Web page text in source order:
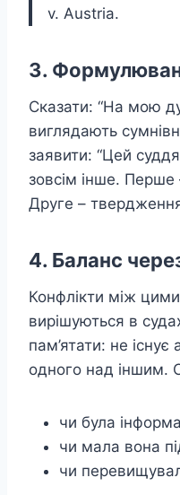
v. Austria.
3.
Сказати: “На мою
виглядають
заявити: “Цей
зовсім інше.
Друге –
4. Баланс
Конфлікти між
вирішуються в
пам’ятати: не
одного над іншим.
чи була
чи мала вона
чи